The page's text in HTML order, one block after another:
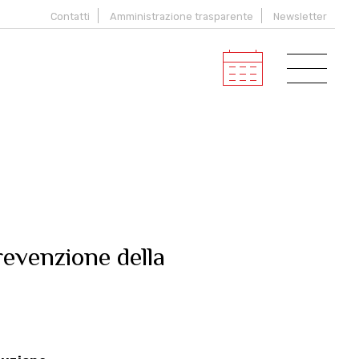
Contatti Amministrazione trasparente Newsletter
della